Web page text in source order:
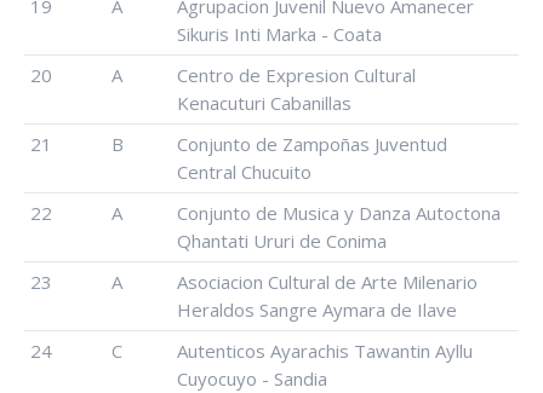
19
A
Agrupacion Juvenil Nuevo Amanecer
Sikuris Inti Marka - Coata
20
A
Centro de Expresion Cultural
Kenacuturi Cabanillas
21
B
Conjunto de Zampoñas Juventud
Central Chucuito
22
A
Conjunto de Musica y Danza Autoctona
Qhantati Ururi de Conima
23
A
Asociacion Cultural de Arte Milenario
Heraldos Sangre Aymara de Ilave
24
C
Autenticos Ayarachis Tawantin Ayllu
Cuyocuyo - Sandia